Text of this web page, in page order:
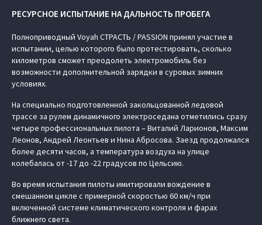
РЕСУРСНОЕ ИСПЫТАНИЕ НА ДАЛЬНОСТЬ ПРОБЕГА
Полноприводный Voyah СТРАСТЬ / PASSION принял участие в
испытании, целью которого было протестировать, сколько
километров сможет преодолеть электромобиль без
возможности дополнительной зарядки в суровых зимних
условиях.
На специально подготовленной закольцованной ледовой
трассе за рулем динамичного электроседана отметились сразу
четыре профессиональных пилота – Виталий Ларионов, Максим
Леонов, Андрей Леонтьев и Нина Абросова. Заезд продолжался
более десяти часов, а температура воздуха на улице
колебалась от -17 до -22 градусов по Цельсию.
Во время испытания пилоты имитировали вождение в
смешанном цикле с примерной скоростью 60 км/ч при
включенной системе климатического контроля и фарах
ближнего света.